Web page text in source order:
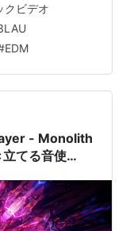
のプログレハウ
ます。 この高速
市の１日をスト
分にとって特別
＝歌詞付き動
クビデオ
EDM
- Monolith
てる音使